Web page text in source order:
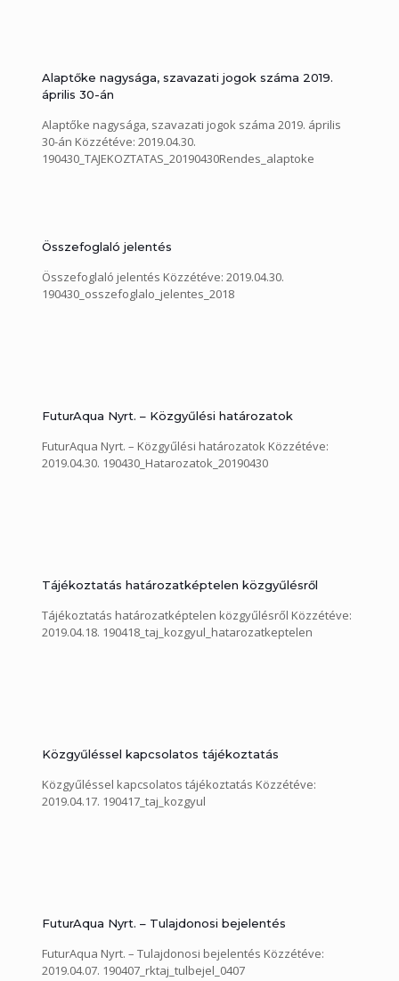
Alaptőke nagysága, szavazati jogok száma 2019.
április 30-án
Alaptőke nagysága, szavazati jogok száma 2019. április
30-án Közzétéve: 2019.04.30.
190430_TAJEKOZTATAS_20190430Rendes_alaptoke
Összefoglaló jelentés
Összefoglaló jelentés Közzétéve: 2019.04.30.
190430_osszefoglalo_jelentes_2018
FuturAqua Nyrt. – Közgyűlési határozatok
FuturAqua Nyrt. – Közgyűlési határozatok Közzétéve:
2019.04.30. 190430_Hatarozatok_20190430
Tájékoztatás határozatképtelen közgyűlésről
Tájékoztatás határozatképtelen közgyűlésről Közzétéve:
2019.04.18. 190418_taj_kozgyul_hatarozatkeptelen
Közgyűléssel kapcsolatos tájékoztatás
Közgyűléssel kapcsolatos tájékoztatás Közzétéve:
2019.04.17. 190417_taj_kozgyul
FuturAqua Nyrt. – Tulajdonosi bejelentés
FuturAqua Nyrt. – Tulajdonosi bejelentés Közzétéve:
2019.04.07. 190407_rktaj_tulbejel_0407